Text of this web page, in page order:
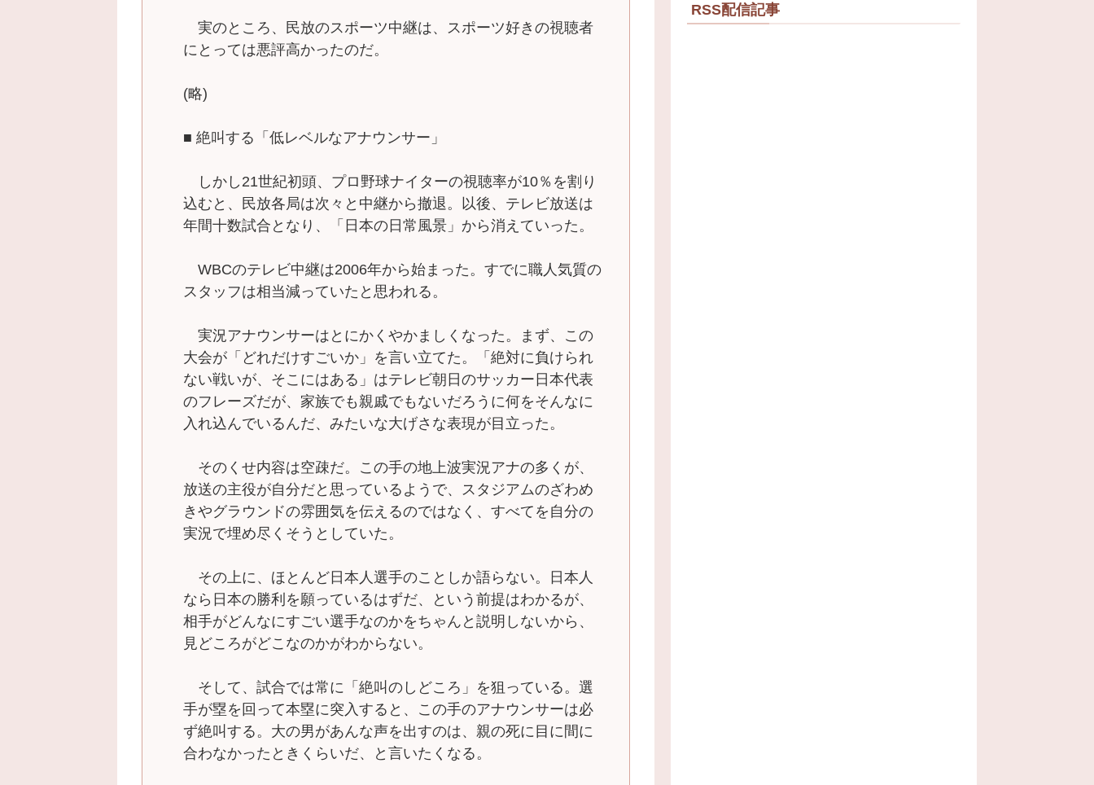
実のところ、民放のスポーツ中継は、スポーツ好きの視聴者
にとっては悪評高かったのだ。
(略)
■ 絶叫する「低レベルなアナウンサー」
しかし21世紀初頭、プロ野球ナイターの視聴率が10％を割り
込むと、民放各局は次々と中継から撤退。以後、テレビ放送は
年間十数試合となり、「日本の日常風景」から消えていった。
WBCのテレビ中継は2006年から始まった。すでに職人気質の
スタッフは相当減っていたと思われる。
実況アナウンサーはとにかくやかましくなった。まず、この
大会が「どれだけすごいか」を言い立てた。「絶対に負けられ
ない戦いが、そこにはある」はテレビ朝日のサッカー日本代表
のフレーズだが、家族でも親戚でもないだろうに何をそんなに
入れ込んでいるんだ、みたいな大げさな表現が目立った。
そのくせ内容は空疎だ。この手の地上波実況アナの多くが、
放送の主役が自分だと思っているようで、スタジアムのざわめ
きやグラウンドの雰囲気を伝えるのではなく、すべてを自分の
実況で埋め尽くそうとしていた。
その上に、ほとんど日本人選手のことしか語らない。日本人
なら日本の勝利を願っているはずだ、という前提はわかるが、
相手がどんなにすごい選手なのかをちゃんと説明しないから、
見どころがどこなのかがわからない。
そして、試合では常に「絶叫のしどころ」を狙っている。選
手が塁を回って本塁に突入すると、この手のアナウンサーは必
ず絶叫する。大の男があんな声を出すのは、親の死に目に間に
合わなかったときくらいだ、と言いたくなる。
RSS配信記事